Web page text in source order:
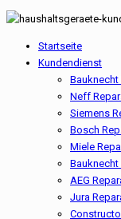
Startseite
Kundendienst
Bauknecht
Neff
Siemens
Bosch
Miele
Bauknecht
AEG
Jura